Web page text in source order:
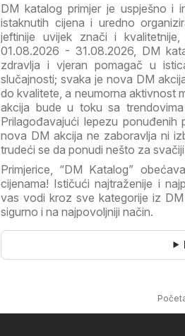
DM katalog primjer je uspješno i
istaknutih cijena i uredno
jeftinije uvijek znači i
01.08.2026 - 31.08.2026, DM
zdravlja i vjeran pomagač u
slučajnosti; svaka je nova DM
do kvalitete, a neumorna aktivnost
akcija bude u toku sa
Prilagođavajući lepezu
nova DM akcija ne zaboravlja ni
trudeći se da ponudi nešto za
Primjerice, “DM Katalog”
cijenama! Ističući najtraženije i
vas vodi kroz sve kategorije iz
sigurno i na najpovoljniji način.